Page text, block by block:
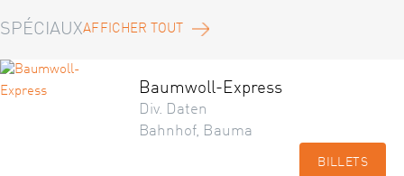
SPÉCIAUXAFFICHER TOUT
Baumwoll-Express
Div. Daten
Bahnhof, Bauma
BILLETS